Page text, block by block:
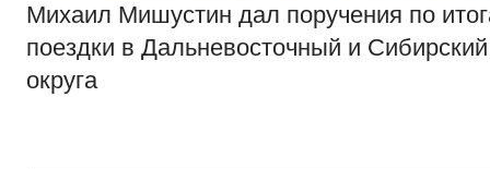
Михаил Мишустин дал поручения по
поездки в Дальневосточный и
округа